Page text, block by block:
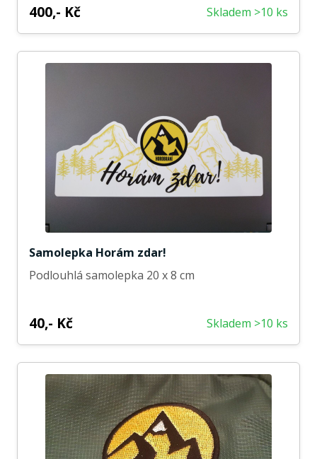
400,- Kč Skladem >10 ks
Samolepka Horám zdar!
Podlouhlá samolepka 20 x 8 cm
40,- Kč Skladem >10 ks